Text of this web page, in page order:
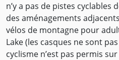
n’y a pas de pistes cyclables
des aménagements
vélos de montagne pour
Lake (les casques ne sont
cyclisme n’est pas permis